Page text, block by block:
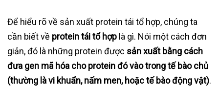
Để hiểu rõ về sản xuất protein tái tổ hợp, chúng ta
cần biết về protein tái tổ hợp là gì. Nói một cách đơn
giản, đó là những protein được sản xuất bằng cách
đưa gen mã hóa cho protein đó vào trong tế bào chủ
(thường là vi khuẩn, nấm men, hoặc tế bào động vật).